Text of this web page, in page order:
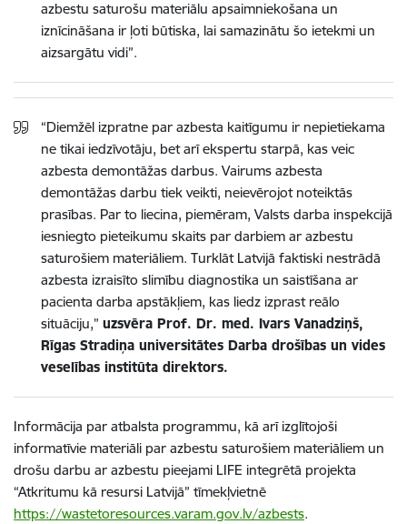
azbestu saturošu materiālu apsaimniekošana un
iznīcināšana ir ļoti būtiska, lai samazinātu šo ietekmi un
aizsargātu vidi”.
“Diemžēl izpratne par azbesta kaitīgumu ir nepietiekama
ne tikai iedzīvotāju, bet arī ekspertu starpā, kas veic
azbesta demontāžas darbus. Vairums azbesta
demontāžas darbu tiek veikti, neievērojot noteiktās
prasības. Par to liecina, piemēram, Valsts darba inspekcijā
iesniegto pieteikumu skaits par darbiem ar azbestu
saturošiem materiāliem. Turklāt Latvijā faktiski nestrādā
azbesta izraisīto slimību diagnostika un saistīšana ar
pacienta darba apstākļiem, kas liedz izprast reālo
situāciju,” uzsvēra Prof. Dr. med. Ivars Vanadziņš,
Rīgas Stradiņa universitātes Darba drošības un vides
veselības institūta direktors.
Informācija par atbalsta programmu, kā arī izglītojoši
informatīvie materiāli par azbestu saturošiem materiāliem un
drošu darbu ar azbestu pieejami LIFE integrētā projekta
“Atkritumu kā resursi Latvijā” tīmekļvietnē
https://wastetoresources.varam.gov.lv/azbests.